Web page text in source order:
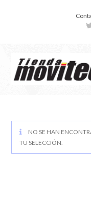
NO SE HAN
TU SELECCIÓN.